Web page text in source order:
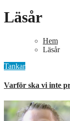
Läsår
Hem
Läsår
Tankar
Varför ska vi inte